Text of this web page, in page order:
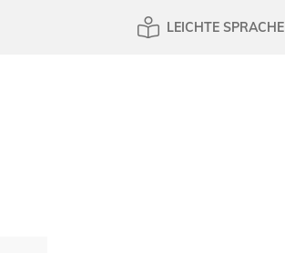
LEICHTE SPRACHE